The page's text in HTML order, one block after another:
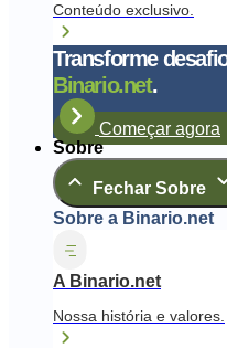
Conteúdo exclusivo.
Transforme
Binario.net.
Começar agora
Sobre
Fechar Sobre
Sobre a Binario.net
A Binario.net
Nossa história e valores.